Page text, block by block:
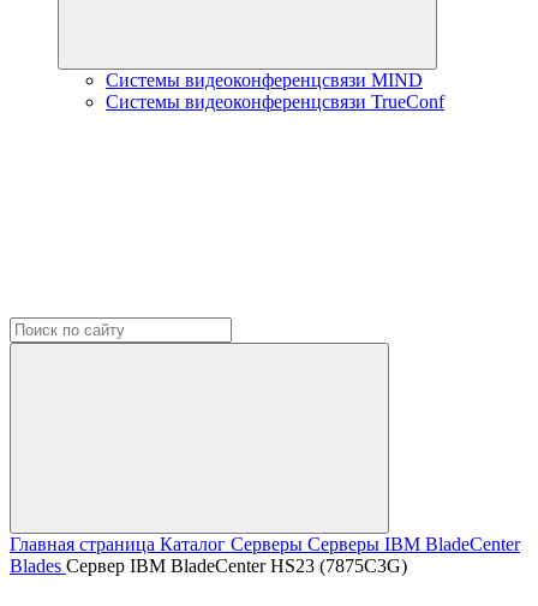
Системы видеоконференцсвязи MIND
Системы видеоконференцсвязи TrueConf
Главная страница Каталог Серверы Серверы IBM BladeCenter
Blades Сервер IBM BladeCenter HS23 (7875C3G)